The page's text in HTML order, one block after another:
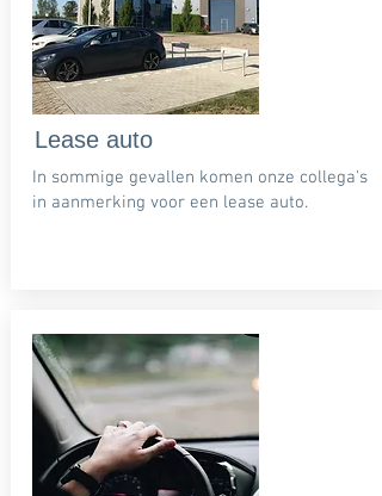
Lease auto
In sommige gevallen komen onze collega's
in aanmerking voor een lease auto.